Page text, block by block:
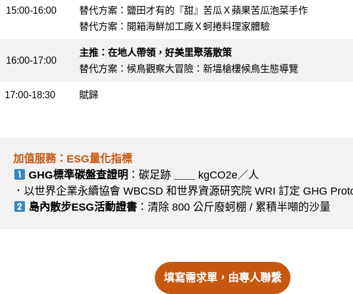
15:00-16:00
替代方案：鹽田才有的『甜』苦瓜Ｘ蘋果苦瓜泡菜手作
替代方案：開箱海鮮加工廠Ｘ蚵捲料理家體驗
16:00-17:00
主推：在地人帶領，好美里聚落散策
替代方案：候鳥觀察大冒險：新塭槍樓候鳥生態導覽
17:00-18:30 賦歸
加值服務：ESG量化指標
GHG標準碳盤查證明 ：碳足跡 ＿＿ kgCO2e／人
．以世界企業永續協會 WBCSD 和世界資源研究院 WRI 訂定 GHG
島內散步ESG活動證書：清除 800 公斤廢蚵棚 / 累積半噸的沙量
填寫需求單，由專人聯繫